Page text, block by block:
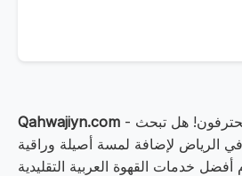
Qahwajiyn.com - قهوجيين الرياض المحترفون! هل تبحث
الرياض لإضافة لمسة أصيلة وراقية
خدمات القهوة العربية التقليدية